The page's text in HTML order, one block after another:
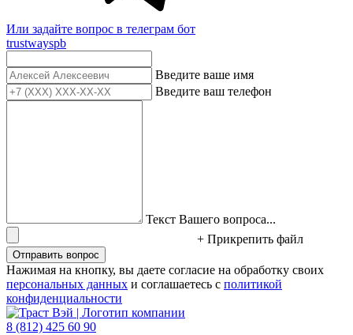
Или задайте вопрос в телеграм бот
trustwayspb
Введите ваше имя
Введите ваш телефон
Текст Вашего вопроса...
+ Прикрепить файл
Отправить вопрос
Нажимая на кнопку, вы даете согласие на обработку своих
персональных данных и соглашаетесь с политикой
конфиденциальности
8 (812) 425 60 90